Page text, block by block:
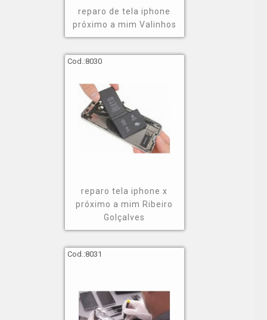
reparo de tela iphone
próximo a mim Valinhos
Cod.:8030
reparo tela iphone x
próximo a mim Ribeiro
Golçalves
Cod.:8031